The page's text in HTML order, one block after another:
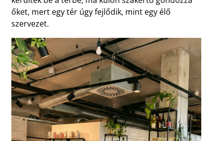
őket, mert egy tér úgy fejlődik, mint egy élő
szervezet.